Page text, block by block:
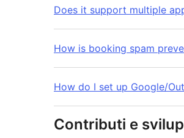
Does it support multiple
How is booking spam
How do I set up Google/
Contributi e